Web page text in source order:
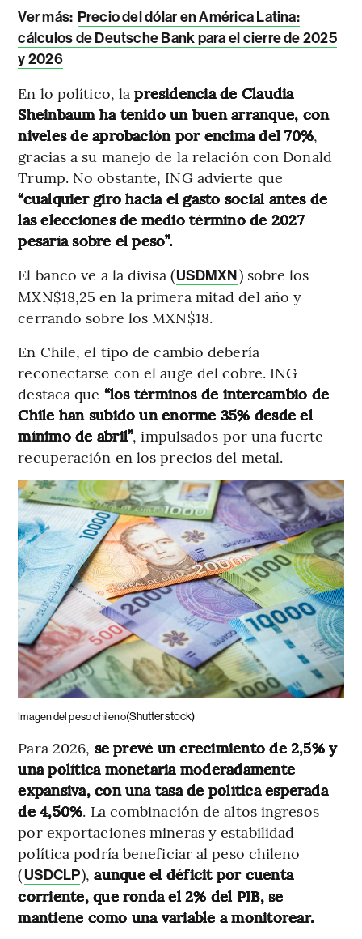
Ver más: Precio del dólar en América Latina:
cálculos de Deutsche Bank para el cierre de 2025
y 2026
En lo político, lapresidencia de Claudia
Sheinbaum ha tenido un buen arranque, con
niveles de aprobación por encima del 70%,
gracias a su manejo de la relación con Donald
Trump. No obstante, ING advierte que
“cualquier giro hacia el gasto social antes de
las elecciones de medio término de 2027
pesaría sobre el peso”.
El banco ve a la divisa (USDMXN) sobre los
MXN$18,25 en la primera mitad del año y
cerrando sobre los MXN$18.
En Chile, el tipo de cambio debería
reconectarse con el auge del cobre. ING
destaca que “los términos de intercambio de
Chile han subido un enorme 35% desde el
mínimo de abril”, impulsados por una fuerte
recuperación en los precios del metal.
Imagen del peso chileno(Shutterstock)
Para 2026, se prevé un crecimiento de 2,5% y
una política monetaria moderadamente
expansiva, con una tasa de política esperada
de 4,50%. La combinación de altos ingresos
por exportaciones mineras y estabilidad
política podría beneficiar al peso chileno
(USDCLP),aunque el déficit por cuenta
corriente, que ronda el 2% del PIB, se
mantiene como una variable a monitorear.